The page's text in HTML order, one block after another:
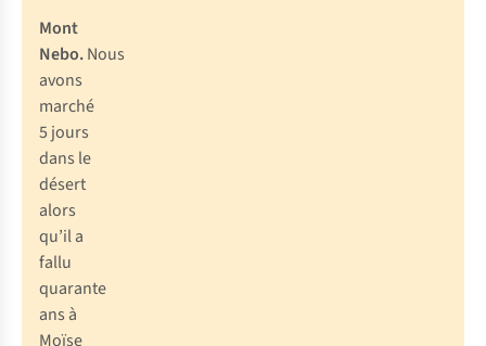
Mont
Nebo.Nous
avons
marché
5 jours
dans le
désert
alors
qu’il a
fallu
quarante
ans à
Moïse